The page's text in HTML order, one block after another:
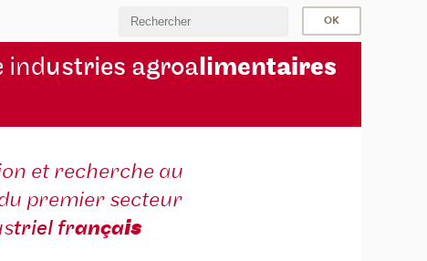
industries agroalimentaires
et recherche au
premier secteur
triel français